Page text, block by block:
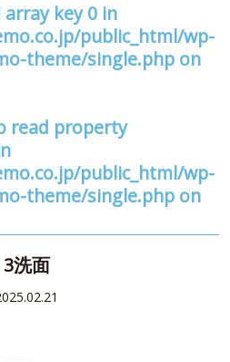
key 0 in
public_html/wp-
theme/single.php on
read property
public_html/wp-
theme/single.php on
3洗面